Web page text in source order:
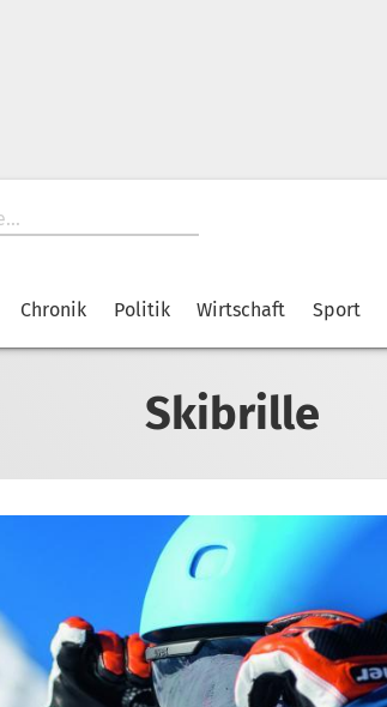
Chronik Politik Wirtschaft Sport
Skibrille